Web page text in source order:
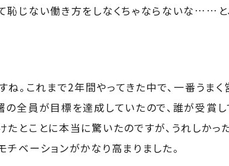
恥じない働き方をしなくちゃならないな……と
ね。これまで2年間やってきた中で、一番うま
全員が目標を達成していたので、誰が受賞
たとことに本当に驚いたのですが、うれしかっ
チベーションがかなり高まりました。